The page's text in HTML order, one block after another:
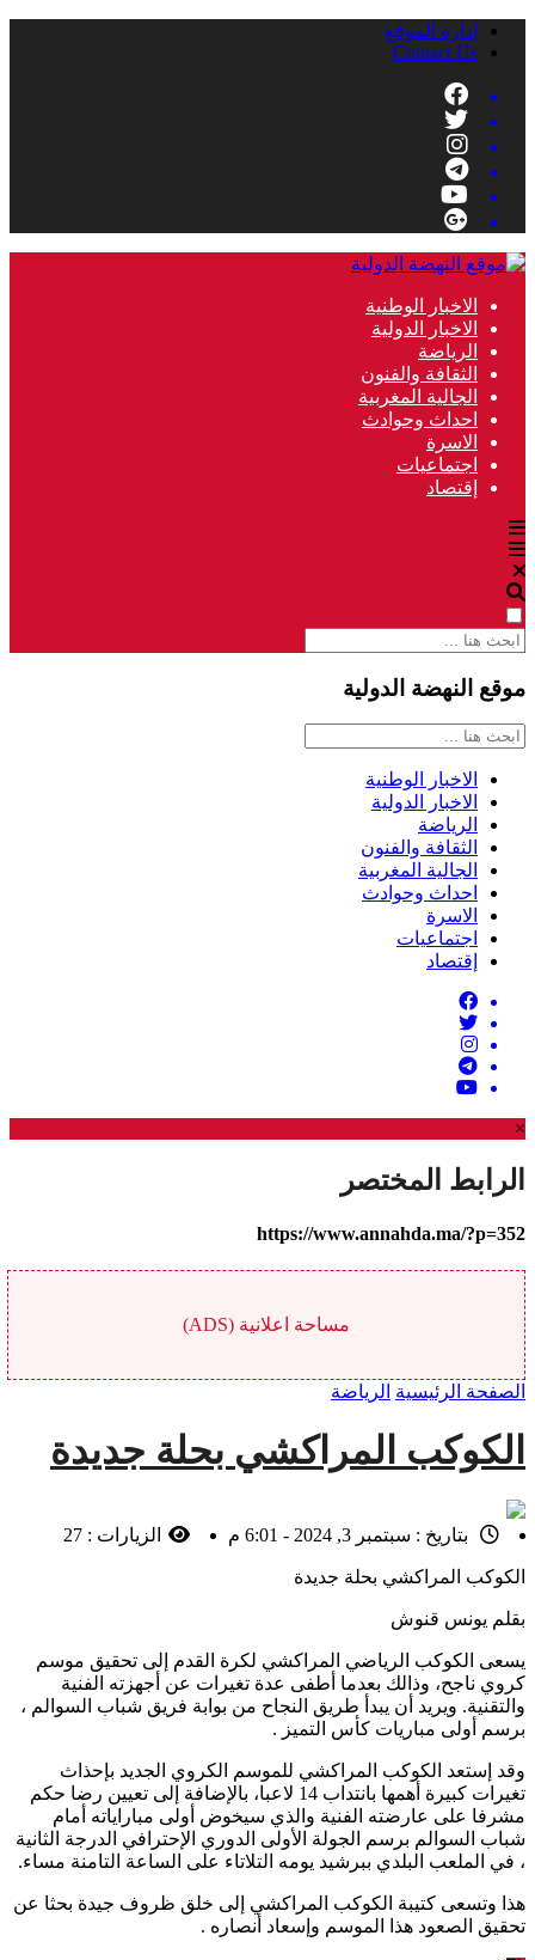
إدارة الموقع
Contact Us
الاخبار الوطنية
الاخبار الدولية
الرياضة
الثقافة والفنون
الجالية المغربية
احداث وحوادث
الاسرة
اجتماعيات
إقتصاد
موقع النهضة الدولية
الاخبار الوطنية
الاخبار الدولية
الرياضة
الثقافة والفنون
الجالية المغربية
احداث وحوادث
الاسرة
اجتماعيات
إقتصاد
×
الرابط المختصر
https://www.annahda.ma/?p=352
مساحة اعلانية (ADS)
الصفحة الرئيسية الرياضة
الكوكب المراكشي بحلة جديدة
بتاريخ : سبتمبر 3, 2024 - 6:01 م الزيارات : 27
الكوكب المراكشي بحلة جديدة
بقلم يونس قنوش
يسعى الكوكب الرياضي المراكشي لكرة القدم إلى تحقيق موسم
كروي ناجح، وذالك بعدما أطفى عدة تغيرات عن أجهزته الفنية
والتقنية. ويريد أن يبدأ طريق النجاح من بوابة فريق شباب السوالم ،
برسم أولى مباريات كأس التميز .
وقد إستعد الكوكب المراكشي للموسم الكروي الجديد بإحذاث
تغيرات كبيرة أهمها بانتداب 14 لاعبا، بالإضافة إلى تعيين رضا حكم
مشرفا على عارضته الفنية والذي سيخوض أولى مباراياته أمام
شباب السوالم برسم الجولة الأولى الدوري الإحترافي الدرجة الثانية
، في الملعب البلدي ببرشيد يومه التلاتاء على الساعة التامنة مساء.
هذا وتسعى كتيبة الكوكب المراكشي إلى خلق ظروف جيدة بحثا عن
تحقيق الصعود هذا الموسم وإسعاد أنصاره .